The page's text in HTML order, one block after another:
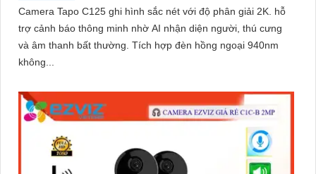
Camera Tapo C125 ghi hình sắc nét với độ phân giải 2K. hỗ
trợ cảnh báo thông minh nhờ AI nhận diện người, thú cưng
và âm thanh bất thường. Tích hợp đèn hồng ngoại 940nm
không...